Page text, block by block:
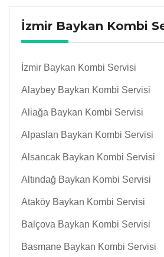
İzmir Baykan Kombi
İzmir Baykan Kombi Servisi
Alaybey Baykan Kombi Servisi
Aliağa Baykan Kombi Servisi
Alpaslan Baykan Kombi Servisi
Alsancak Baykan Kombi Servisi
Altındağ Baykan Kombi Servisi
Ataköy Baykan Kombi Servisi
Balçova Baykan Kombi Servisi
Basmane Baykan Kombi Servisi